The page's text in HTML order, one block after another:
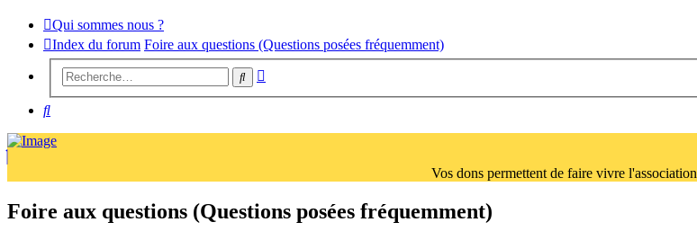
Qui sommes nous ?
Index du forum Foire aux questions (Questions posées fréquemment)
Rechercher
Rechercher
Vos dons permettent de faire vivre l'association
Foire aux questions (Questions posées fréquemment)